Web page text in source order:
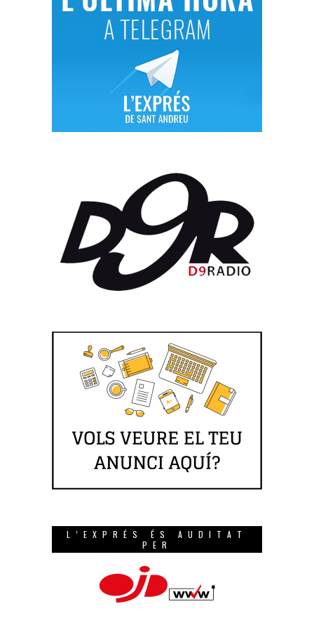
L’EXPRÉS ÉS AUDITAT
PER